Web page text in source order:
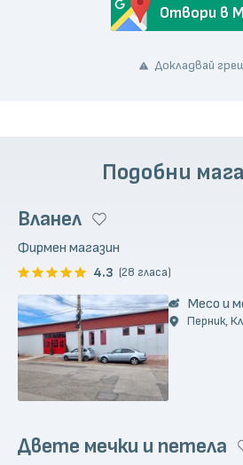
Отвори в
Докладвай
Подобни
Вланел
Фирмен магазин
4.3 (28 гласа)
Месо и
Перник,
Двете мечки и петела